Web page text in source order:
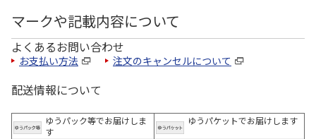
マークや記載内容について
よくあるお問い合わせ
お支払い方法 注文のキャンセルについて
配送情報について
ゆうパック等でお届けしま
す
ゆうパケットでお届けします